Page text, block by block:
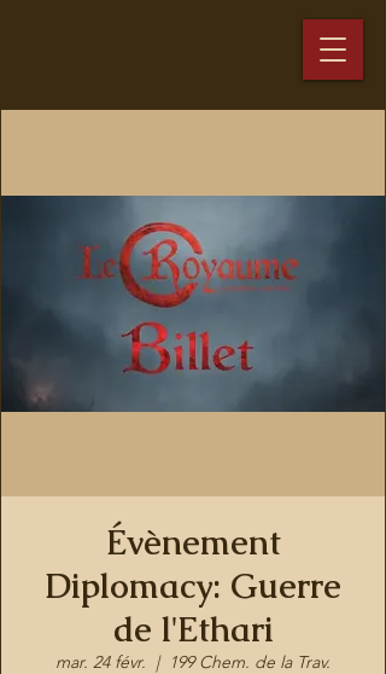
Évènement
Diplomacy: Guerre
de l'Ethari
mar. 24 févr.
  |
199 Chem. de la Trav.